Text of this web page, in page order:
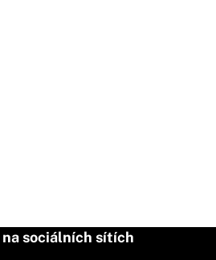
sociálních sítích